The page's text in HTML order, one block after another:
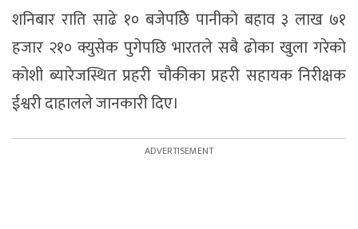
शनिबार राति साढे १० बजेपछिे पानीको बहाव ३ लाख ७१
हजार २१० क्युसेक पुगेपछि भारतले सबै ढोका खुला गरेको
कोशी ब्यारेजस्थित प्रहरी चौकीका प्रहरी सहायक निरीक्षक
ईश्वरी दाहालले जानकारी दिए।